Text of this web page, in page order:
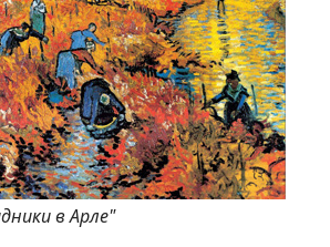
в Арле"